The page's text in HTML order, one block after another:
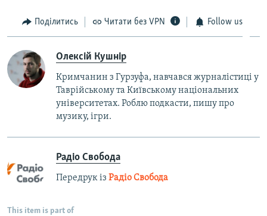
Поділитись Читати без VPN Follow us
Олексій Кушнір
Кримчанин з Гурзуфа, навчався журналістиці у
Таврійському та Київському національних
університетах. Роблю подкасти, пишу про
музику, ігри.
Радіо Свобода
Передрук із Радіо Свобода
This item is part of